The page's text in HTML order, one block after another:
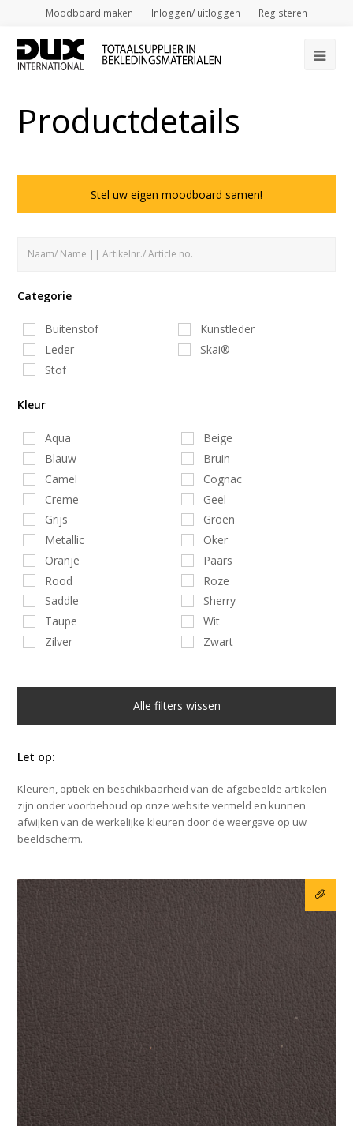
Moodboard maken Inloggen/ uitloggen Registeren
Productdetails
Stel uw eigen moodboard samen!
Categorie
Buitenstof
Kunstleder
Leder
Skai®
Stof
Kleur
Aqua
Beige
Blauw
Bruin
Camel
Cognac
Creme
Geel
Grijs
Groen
Metallic
Oker
Oranje
Paars
Rood
Roze
Saddle
Sherry
Taupe
Wit
Zilver
Zwart
Alle filters wissen
Let op:
Kleuren, optiek en beschikbaarheid van de afgebeelde artikelen
zijn onder voorbehoud op onze website vermeld en kunnen
afwijken van de werkelijke kleuren door de weergave op uw
beeldscherm.